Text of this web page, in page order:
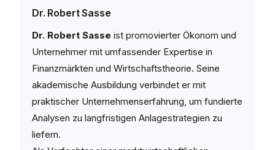
Dr. Robert Sasse
Dr. Robert Sasse ist promovierter Ökonom und
Unternehmer mit umfassender Expertise in
Finanzmärkten und Wirtschaftstheorie. Seine
akademische Ausbildung verbindet er mit
praktischer Unternehmenserfahrung, um fundierte
Analysen zu langfristigen Anlagestrategien zu
liefern.